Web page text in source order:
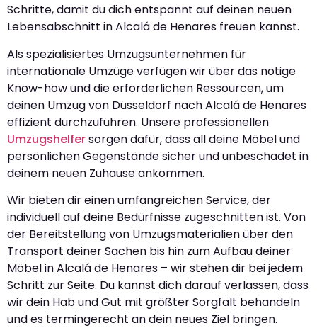
Schritte, damit du dich entspannt auf deinen neuen
Lebensabschnitt in Alcalá de Henares freuen kannst.
Als spezialisiertes Umzugsunternehmen für
internationale Umzüge verfügen wir über das nötige
Know-how und die erforderlichen Ressourcen, um
deinen Umzug von Düsseldorf nach Alcalá de Henares
effizient durchzuführen. Unsere professionellen
Umzugshelfersorgen dafür, dass all deine Möbel und
persönlichen Gegenstände sicher und unbeschadet in
deinem neuen Zuhause ankommen.
Wir bieten dir einen umfangreichen Service, der
individuell auf deine Bedürfnisse zugeschnitten ist. Von
der Bereitstellung von Umzugsmaterialien über den
Transport deiner Sachen bis hin zum Aufbau deiner
Möbel in Alcalá de Henares – wir stehen dir bei jedem
Schritt zur Seite. Du kannst dich darauf verlassen, dass
wir dein Hab und Gut mit größter Sorgfalt behandeln
und es termingerecht an dein neues Ziel bringen.